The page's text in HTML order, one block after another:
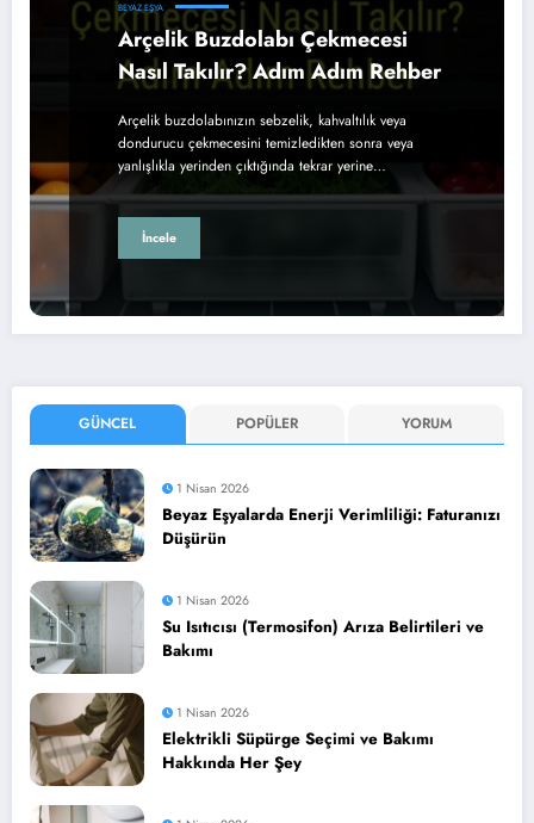
BEYAZ EŞYA
Arçelik Buzdolabı Çekmecesi
Nasıl Takılır? Adım Adım Rehber
Arçelik buzdolabınızın sebzelik, kahvaltılık veya
dondurucu çekmecesini temizledikten sonra veya
yanlışlıkla yerinden çıktığında tekrar yerine…
İncele
GÜNCEL POPÜLER YORUM
1 Nisan 2026
Beyaz Eşyalarda Enerji Verimliliği: Faturanızı
Düşürün
1 Nisan 2026
Su Isıtıcısı (Termosifon) Arıza Belirtileri ve
Bakımı
1 Nisan 2026
Elektrikli Süpürge Seçimi ve Bakımı
Hakkında Her Şey